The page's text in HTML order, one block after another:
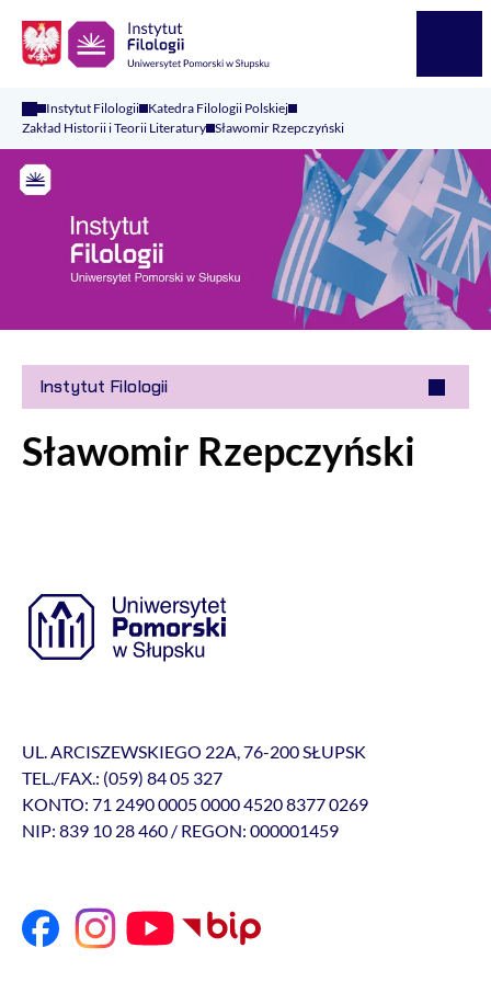
Instytut Filologii Katedra Filologii Polskiej
Zakład Historii i Teorii Literatury Sławomir Rzepczyński
Instytut Filologii
Sławomir Rzepczyński
UL. ARCISZEWSKIEGO 22A, 76-200 SŁUPSK
TEL./FAX.: (059) 84 05 327
KONTO: 71 2490 0005 0000 4520 8377 0269
NIP: 839 10 28 460 / REGON: 000001459